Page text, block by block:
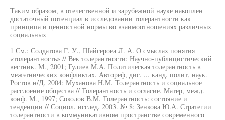
Таким образом, в отечественной и зарубежной науке накоплен
достаточный потенциал в исследовании толерантности как
принципа и ценностной нормы во взаимоотношениях различных
социальных
1 См.: Солдатова Г. У., Шайгероеа Л. А. О смыслах понятия
«толерантность» // Век толерантности: Научно-публицистический
вестник. М., 2001; Гулиев М.А. Политическая толерантность в
межэтнических конфликтах. Автореф, дис. ... канд. полит, наук.
Ростов н/Д, 2004; Муханова Н.М. Толерантность и социальное
расслоение общества // Толерантность и согласие. Матер, межд.
конф. М., 1997; Соколов В.М. Толерантность: состояние и
тенденции // Социол. исслед. 2003. № 8; Зенкова Ю.А. Стратегии
толерантности в коммуникативном пространстве современного